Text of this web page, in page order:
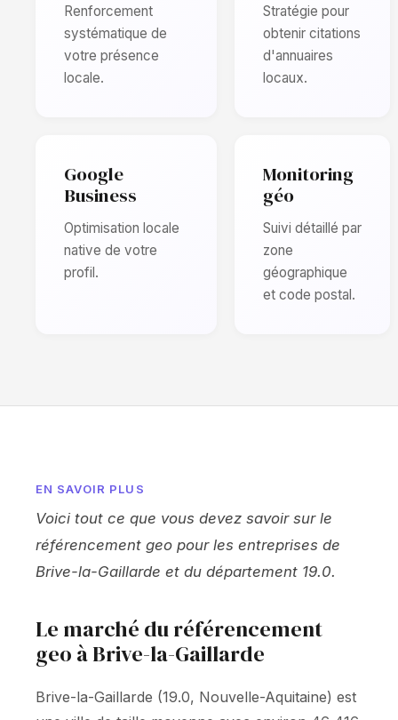
Renforcement
systématique de
votre présence
locale.
Stratégie pour
obtenir citations
d'annuaires
locaux.
Google
Business
Optimisation locale
native de votre
profil.
Monitoring
géo
Suivi détaillé par
zone
géographique
et code postal.
EN SAVOIR PLUS
Voici tout ce que vous devez savoir sur le
référencement geo pour les entreprises de
Brive-la-Gaillarde et du département 19.0.
Le marché du référencement
geo à Brive-la-Gaillarde
Brive-la-Gaillarde (19.0, Nouvelle-Aquitaine) est